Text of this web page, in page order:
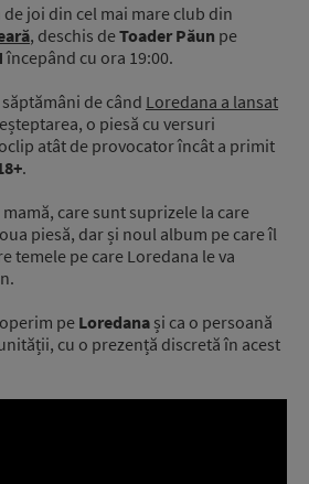
joi din cel mai mare club din
, deschis deToader Păun pe
începând cu ora 19:00.
de când Loredana a lansat
o piesă cu versuri
atât de provocator încât a primit
.
mamă, care sunt suprizele la care
piesă, dar și noul album pe care îl
temele pe care Loredana le va
pe Loredana și ca o persoană
cu o prezență discretă în acest